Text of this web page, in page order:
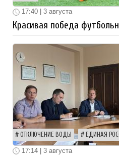
17:40 | 3 августа
Красивая победа
ОТКЛЮЧЕНИЕ ВОДЫ ЕДИНАЯ
17:14 | 3 августа